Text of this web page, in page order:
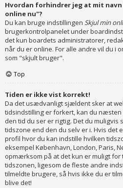
Hvordan forhindrer jeg at mit
online nu"?
Du kan bruge indstillingen Skjul min
brugerkontrolpanelet under
det kun boardets administratorer,
når du er online. For alle andre vil du i
som "skjult bruger".
Top
Tiden er ikke vist korrekt!
Da det usædvanligt sjældent sker at
tidsindstilling er forkert, kan du
den tid du ser er rigtig. Det du muligvis
tidszone end den du selv er i. Hvis det
profil hvor du kan indstille hvilken
eksempel København, London, Paris,
opmærksom på at det kun er muligt
tidszonen, ligesom de fleste andre
tilmeldte brugere, så hvis ikke du er
blive det!